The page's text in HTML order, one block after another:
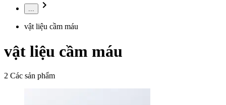
...
vật liệu cầm máu
vật liệu cầm máu
2 Các sản phẩm